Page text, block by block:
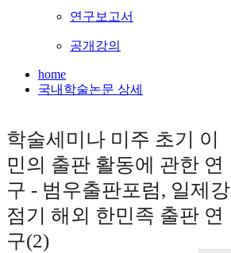
연구보고서
공개강의
home
국내학술논문 상세
학술세미나 미주 초기 이
민의 출판 활동에 관한 연
구 - 범우출판포럼, 일제강
점기 해외 한민족 출판 연
구(2)